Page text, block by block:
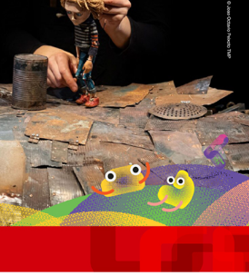
」諷加拿大